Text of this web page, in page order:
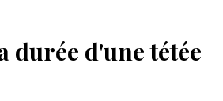
durée d'une tétée